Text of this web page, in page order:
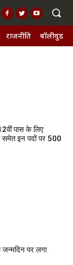
राजनीति बॉलीवुड,
पास के लिए
समेत इन पदों पर 500
जन्मदिन पर लगा